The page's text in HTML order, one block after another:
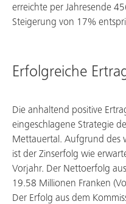
erreichte per Jahresende
Steigerung von 17%
Erfolgreiche
Die anhaltend positive
eingeschlagene Strategie
Mettauertal. Aufgrund des
ist der Zinserfolg wie
Vorjahr. Der Nettoerfolg
19.58 Millionen Franken
Der Erfolg aus dem